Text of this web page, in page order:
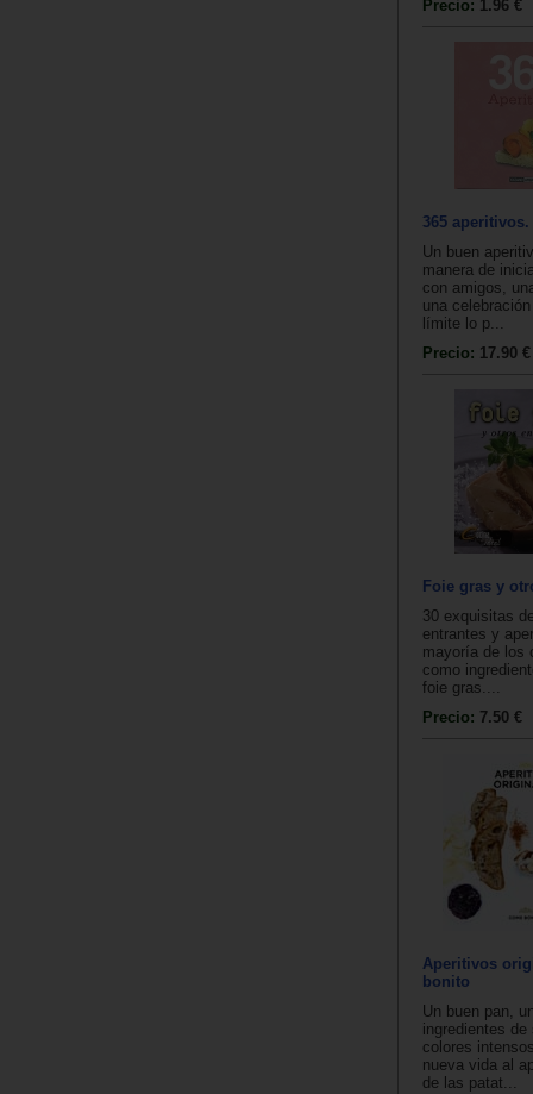
Precio: 1.96 €
365 aperitivos.
Un buen
manera de
con amigos,
una
límite lo p...
Precio: 17.90 €
Foie gras y
30 exquisitas
entrantes y
mayoría de los
como
foie gras....
Precio: 7.50 €
Aperitivos
bonito
Un buen pan,
ingredientes de
colores
nueva vida al
de las patat...